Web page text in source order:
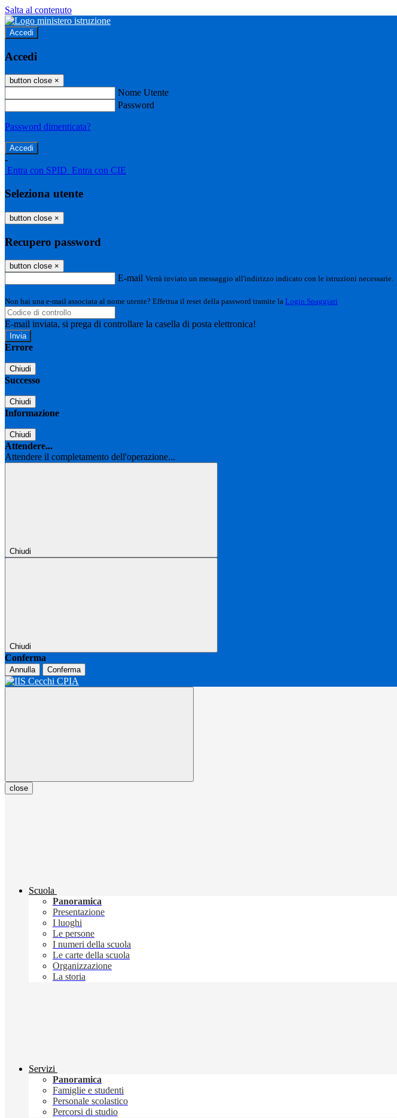
Salta al contenuto
Accedi
Accedi
button close ×
Nome Utente
Password
Password dimenticata?
-
Entra con SPID Entra con CIE
Seleziona utente
button close ×
Recupero password
button close ×
E-mail Verrà inviato un messaggio all'indirizzo indicato con le istruzioni necessarie.
Non hai una e-mail associata al nome utente? Effettua il reset della password tramite la Login Spaggiari
E-mail inviata, si prega di controllare la casella di posta elettronica!
Errore
Chiudi
Successo
Chiudi
Informazione
Chiudi
Attendere...
Attendere il completamento dell'operazione...
Chiudi
Chiudi
Conferma
Annulla Conferma
close
Scuola
Panoramica
Presentazione
I luoghi
Le persone
I numeri della scuola
Le carte della scuola
Organizzazione
La storia
Servizi
Panoramica
Famiglie e studenti
Personale scolastico
Percorsi di studio